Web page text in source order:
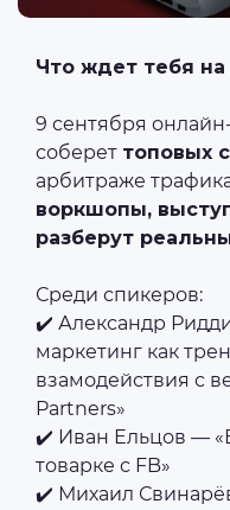
Что ждет тебя на
9 сентября
соберет топовых
арбитраже
воркшопы,
разберут
Среди спикеров:
✔️ Александр
маркетинг как
взамодействия с
Partners»
✔️ Иван Ельцов —
товарке с FB»
✔️ Михаил